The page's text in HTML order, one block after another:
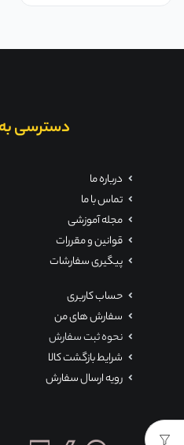
دسترسی
درباره ما
تماس با ما
مجله آموزشی
قوانین و مقررات
پیگیری سفارشات
حساب کاربری
سفارش های من
نحوه ثبت سفارش
شرایط بازگشت کالا
رویه ارسال سفارش